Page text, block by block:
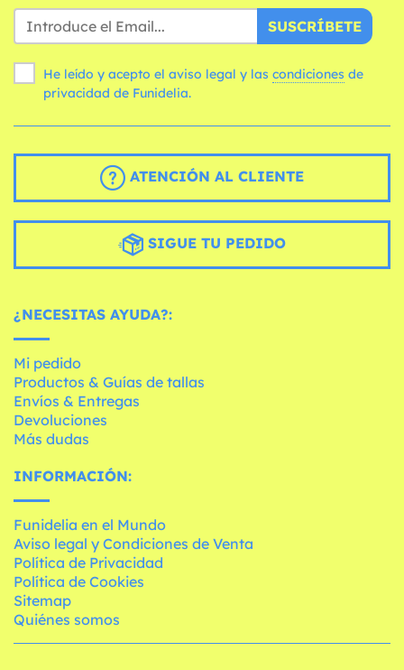
SUSCRÍBETE
He leído y acepto el aviso legal y las condiciones
privacidad de Funidelia.
ATENCIÓN AL CLIENTE
SIGUE TU PEDIDO
¿NECESITAS AYUDA?:
Mi pedido
Productos & Guías de tallas
Envíos & Entregas
Devoluciones
Más dudas
INFORMACIÓN:
Funidelia en el Mundo
Aviso legal y Condiciones de Venta
Política de Privacidad
Política de Cookies
Sitemap
Quiénes somos